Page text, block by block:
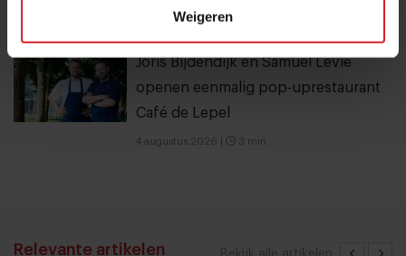
Weigeren
4 augustus 2026
Joris Bijdendijk en Samuel Levie
openen eenmalig pop-uprestaurant
Café de Lepel
4 augustus 2026 3 min
Relevante artikelen